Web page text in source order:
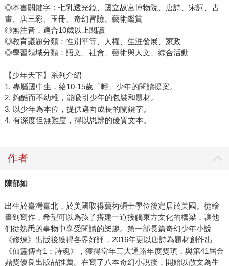
◎本書關鍵字：七乳透光鏡、國立故宮博物院、唐詩、宋詞、古
畫、唐三彩、玉冊、奇幻冒險、藝術鑑賞
◎無注音，適合10歲以上閱讀
◎教育議題分類：性別平等、人權、生涯發展、家政
◎學習領域分類：語文、社會、藝術與人文、綜合活動
【少年天下】系列介紹
1. 專屬國中生，給10-15歲「輕」少年的閱讀提案。
2. 夠酷而不幼稚，能吸引少年的包裝和題材。
3. 以少年為本位，提供邁向成長的關鍵字。
4. 有深度但無難度，得以思辨的優質文本。
作者
陳郁如
出生於臺灣臺北，於美國取得藝術碩士學位後定居於美國。從繪
畫到寫作，希望可以為孩子搭建一道接觸東方文化的橋梁，讓他
們從熟悉的事物中享受閱讀的樂趣。第一部長篇奇幻少年小說
《修煉》出版後獲得各界好評，2016年更以唐詩為題材創作出
《仙靈傳奇1：詩魂》，獲得當年三大通路年度獎項，與第41屆金
鼎獎優良出版品推薦。在寫了八本奇幻小說後，開始以散文為生